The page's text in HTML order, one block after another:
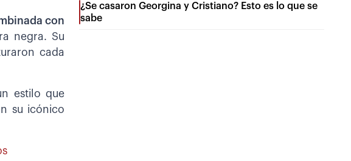
con
negra. Su
cada
estilo que
su icónico
¿Se casaron Georgina y Cristiano? Esto es lo que se
sabe